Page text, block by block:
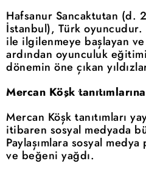
Hafsanur Sancaktutan (d.
İstanbul), Türk
ile ilgilenmeye başlayan
ardından oyunculuk
dönemin öne çıkan
Mercan Köşk
Mercan Köşk tanıtımları
itibaren sosyal medyada
Paylaşımlara sosyal
ve beğeni yağdı.